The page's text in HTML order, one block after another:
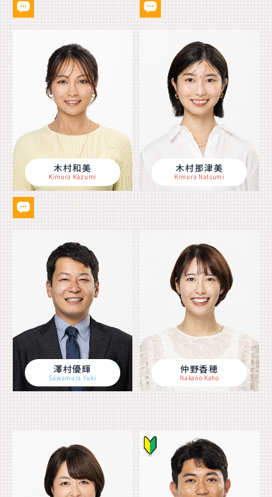
木村和美
Kimura Kazumi
木村那津美
Kimura Natsumi
澤村優輝
Sawamura Yuki
仲野香穂
Nakano Kaho